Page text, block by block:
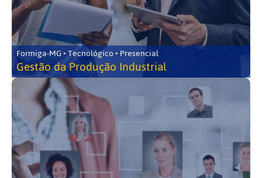
Formiga-MG • Tecnológico • Presencial
Gestão da Produção Industrial